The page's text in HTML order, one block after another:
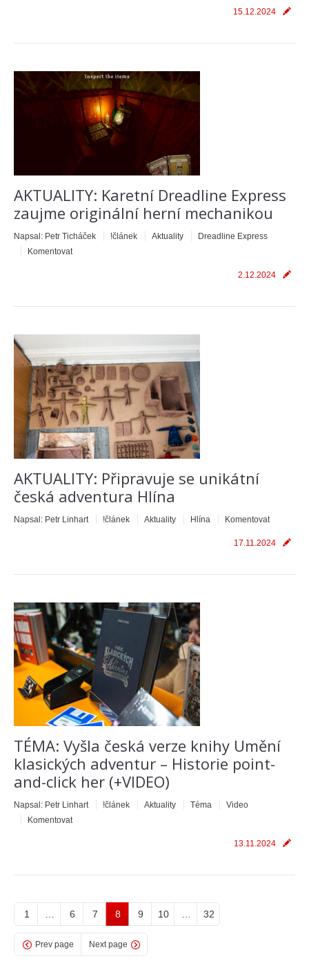
15.12.2024
AKTUALITY: Karetní Dreadline Express
zaujme originální herní mechanikou
Napsal: Petr Ticháček !článek Aktuality
Dreadline Express
Komentovat
2.12.2024
AKTUALITY: Připravuje se unikátní
česká adventura Hlína
Napsal: Petr Linhart !článek Aktuality Hlína Komentovat
17.11.2024
TÉMA: Vyšla česká verze knihy Umění
klasických adventur – Historie point-
and-click her (+VIDEO)
Napsal: Petr Linhart !článek Aktuality Téma
Video
Komentovat
13.11.2024
1 6 7 8 9 10 32
Prev page Next page